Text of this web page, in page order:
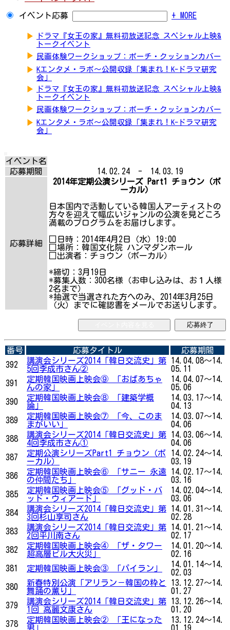
イベント応募 + MORE
▶
ドラマ『女王の家』無料初放送記念 スペシャル上映&
トークイベント
▶ 民画体験ワークショップ：ポーチ・クッションカバー
▶ Kエンタメ・ラボ～公開収録「集まれ！K-ドラマ研究
会」
▶
ドラマ『女王の家』無料初放送記念 スペシャル上映&
トークイベント
▶ 民画体験ワークショップ：ポーチ・クッションカバー
▶ Kエンタメ・ラボ～公開収録「集まれ！K-ドラマ研究
会」
イベント名
応募期間
14.02.24 - 14.03.19
応募詳細
2014年定期公演シリーズ Part1 チョウン（ボ
ーカル）
日本国内で活動している韓国人アーティストの
方々を迎えて幅広いジャンルの公演を見どころ
満載のプログラムをお届けします。
□日時：2014年4月2日（水）19:00
□場所：韓国文化院 ハンマダンホール
□出演者：チョウン（ボーカル）
*締切：3月19日
*募集人数：300名様（お申し込みは、お１人様
2名まで）
*抽選で当選された方へのみ、2014年3月25日
（火）までに確認書をメールでお送りします。
応募終了
番号 応募タイトル
応募期間
392
講演会シリーズ2014「韓日交流史」第
5回李成市さん②
14.04.08～14.
05.11
391
定期韓国映画上映会⑨ 「おばあちゃ
んの家」
14.04.07～14.
05.06
390
定期韓国映画上映会⑧ 「建築学概
論」
14.03.17～14.
04.13
389
定期韓国映画上映会⑦ 「今、このま
まがいい」
14.03.07～14.
04.06
388
講演会シリーズ2014「韓日交流史」第
4回李成市さん①
14.03.06～14.
04.06
387
定期公演シリーズPart1 チョウン（ボ
ーカル）
14.02.24～14.
03.19
386
定期韓国映画上映会⑥ 「サニー 永遠
の仲間たち」
14.02.17～14.
03.16
385
定期韓国映画上映会⑤ 「グッド・バ
ッド・ウィアード」
14.02.04～14.
03.06
384
講演会シリーズ2014「韓日交流史」第
3回杉山享司さん
14.01.31～14.
02.28
383
講演会シリーズ2014「韓日交流史」第
2回平川南さん
14.01.21～14.
02.17
382
定期韓国映画上映会④ 「ザ・タワー
超高層ビル大火災」
14.01.20～14.
02.16
381
定期韓国映画上映会③ 「パイラン」
14.01.14～14.
02.03
380
新春特別公演「アリラン－韓国の粋と
舞踊の薫り」
13.12.27～14.
01.27
379
講演会シリーズ2014「韓日交流史」第
1回 高麗文康さん
13.12.26～14.
01.20
378
定期韓国映画上映会② 「王になった
男」
13.12.24～14.
01.19